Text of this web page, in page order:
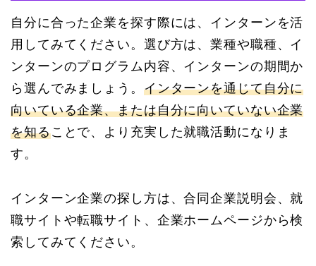
自分に合った企業を探す際には、インターンを活
用してみてください。選び方は、業種や職種、イ
ンターンのプログラム内容、インターンの期間か
ら選んでみましょう。 インターンを通じて自分に
向いている企業、または自分に向いていない企業
を知ることで、より充実した就職活動になりま
す。
インターン企業の探し方は、合同企業説明会、就
職サイトや転職サイト、企業ホームページから検
索してみてください。